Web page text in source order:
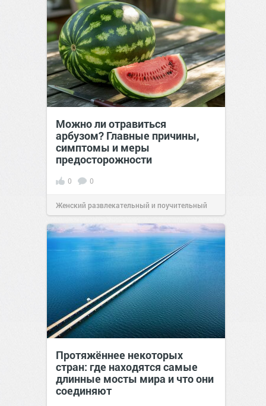
Можно ли отравиться
арбузом? Главные причины,
симптомы и меры
предосторожности
0 0
Женский развлекательный и поучительный
сайт.23:4206 авг 2026
Протяжённее некоторых
стран: где находятся самые
длинные мосты мира и что они
соединяют